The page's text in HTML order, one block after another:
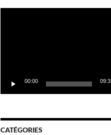
00:00
CATÉGORIES